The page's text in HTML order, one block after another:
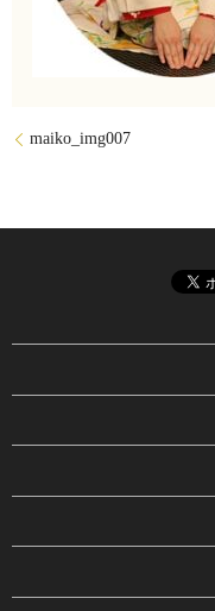
maiko_img007